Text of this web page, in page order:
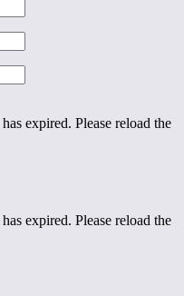
expired. Please reload the
expired. Please reload the